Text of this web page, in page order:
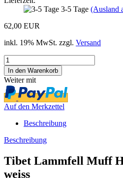
3-5 Tage (Ausland
62,00 EUR
inkl. 19% MwSt. zzgl. Versand
Weiter mit
Auf den Merkzettel
Beschreibung
Beschreibung
Tibet Lammfell Muff
weiss